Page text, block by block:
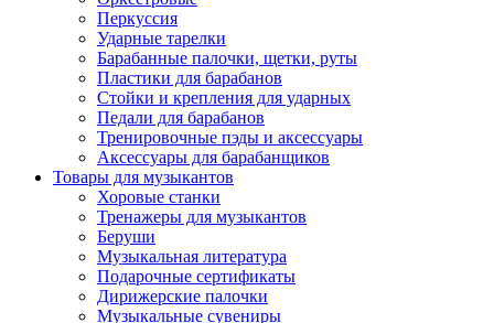
Перкуссия
Ударные тарелки
Барабанные палочки, щетки, руты
Пластики для барабанов
Стойки и крепления для ударных
Педали для барабанов
Тренировочные пэды и аксессуары
Аксессуары для барабанщиков
Товары для музыкантов
Хоровые станки
Тренажеры для музыкантов
Беруши
Музыкальная литература
Подарочные сертификаты
Дирижерские палочки
Музыкальные сувениры